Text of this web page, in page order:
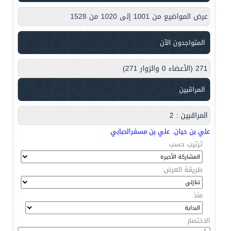
عرض المواضيع من 1001 إلى 1020 من 1528
المتواجدون الآن
271 (الأعضاء 0 والزوار 271)
المراقبين
المراقبين : 2
علي بن حيان, علي بن مسفرالحبابي
ترتيب حسب
طريقة العرض:
منذ
الاختصار